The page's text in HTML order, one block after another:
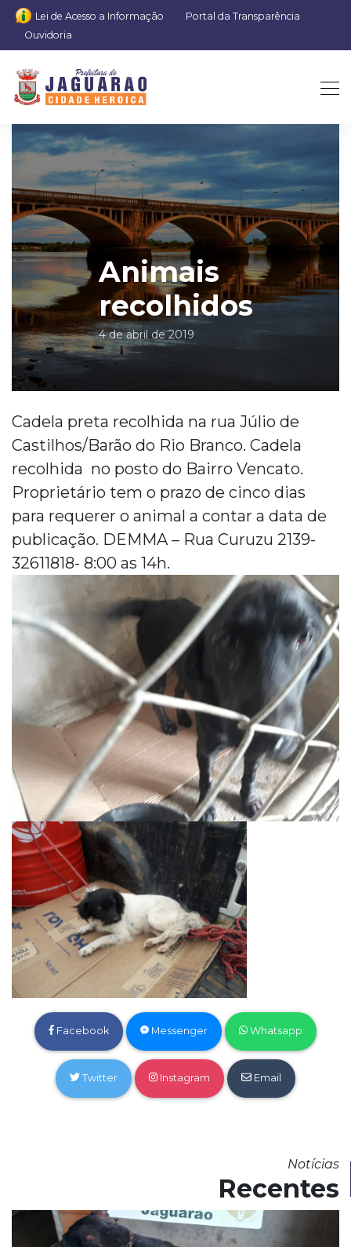
Lei de Acesso a Informação
Portal da Transparência
Ouvidoria
Animais
recolhidos
4 de abril de 2019
Cadela preta recolhida na rua Júlio de
Castilhos/Barão do Rio Branco. Cadela
recolhida no posto do Bairro Vencato.
Proprietário tem o prazo de cinco dias
para requerer o animal a contar a data de
publicação. DEMMA – Rua Curuzu 2139-
32611818- 8:00 as 14h.
Facebook Messenger Whatsapp
Twitter Instagram Email
Notícias
Recentes